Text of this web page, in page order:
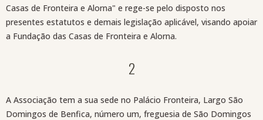
Casas de Fronteira e Alorna" e rege-se pelo disposto nos
presentes estatutos e demais legislação aplicável, visando apoiar
a Fundação das Casas de Fronteira e Alorna.
2
A Associação tem a sua sede no Palácio Fronteira, Largo São
Domingos de Benfica, número um, freguesia de São Domingos